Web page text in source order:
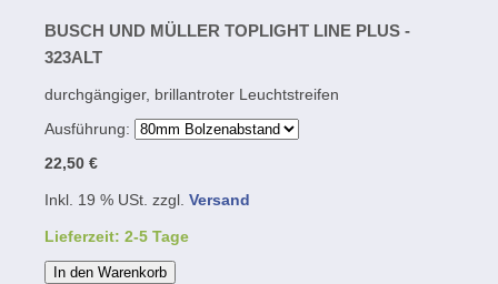
BUSCH UND MÜLLER TOPLIGHT LINE PLUS -
323ALT
durchgängiger, brillantroter Leuchtstreifen
Ausführung:
22,50 €
Inkl. 19 % USt. zzgl. Versand
Lieferzeit: 2-5 Tage
In den Warenkorb